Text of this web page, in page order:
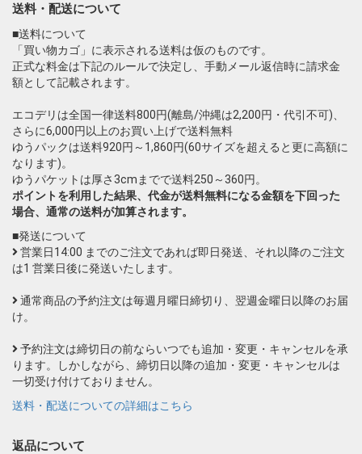
送料・配送について
■送料について
「買い物カゴ」に表示される送料は仮のものです。
正式な料金は下記のルールで決定し、手動メール返信時に請求金
額として記載されます。
エコデリは全国一律送料800円(離島/沖縄は2,200円・代引不可)、
さらに6,000円以上のお買い上げで送料無料
ゆうパックは送料920円～1,860円(60サイズを超えると更に高額に
なります)。
ゆうパケットは厚さ3cmまでで送料250～360円。
ポイントを利用した結果、代金が送料無料になる金額を下回った
場合、通常の送料が加算されます。
■発送について
営業日14:00 までのご注文であれば即日発送、それ以降のご注文
は1 営業日後に発送いたします。
通常商品の予約注文は毎週月曜日締切り、翌週金曜日以降のお届
け。
予約注文は締切日の前ならいつでも追加・変更・キャンセルを承
ります。しかしながら、締切日以降の追加・変更・キャンセルは
一切受け付けておりません。
送料・配送についての詳細はこちら
返品について